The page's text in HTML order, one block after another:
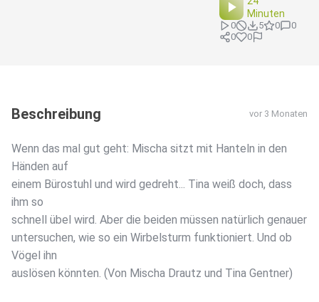
Minuten
0 5 0
0
0
0
Beschreibung vor 3 Monaten
Wenn das mal gut geht: Mischa sitzt mit Hanteln in den
Händen auf
einem Bürostuhl und wird gedreht... Tina weiß doch, dass
ihm so
schnell übel wird. Aber die beiden müssen natürlich genauer
untersuchen, wie so ein Wirbelsturm funktioniert. Und ob
Vögel ihn
auslösen könnten. (Von Mischa Drautz und Tina Gentner)